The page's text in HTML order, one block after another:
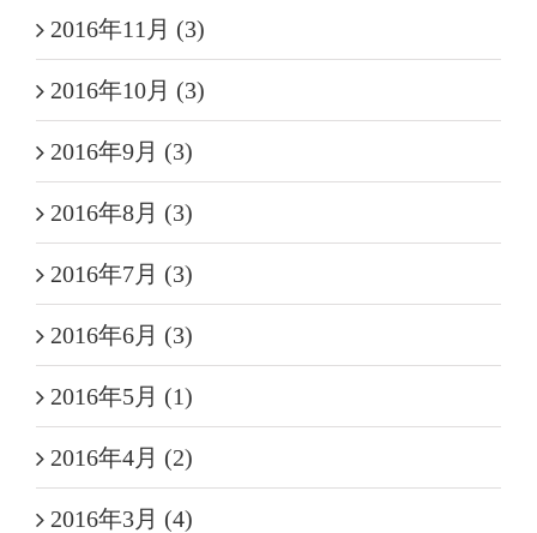
2016年11月 (3)
2016年10月 (3)
2016年9月 (3)
2016年8月 (3)
2016年7月 (3)
2016年6月 (3)
2016年5月 (1)
2016年4月 (2)
2016年3月 (4)